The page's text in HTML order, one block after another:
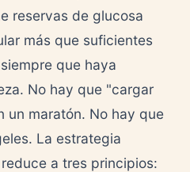
reservas de glucosa
más que suficientes
que haya
No hay que "cargar
un maratón. No hay que
La estrategia
a tres principios: